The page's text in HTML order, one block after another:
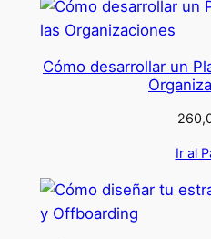
Cómo desarrollar un
Ir al